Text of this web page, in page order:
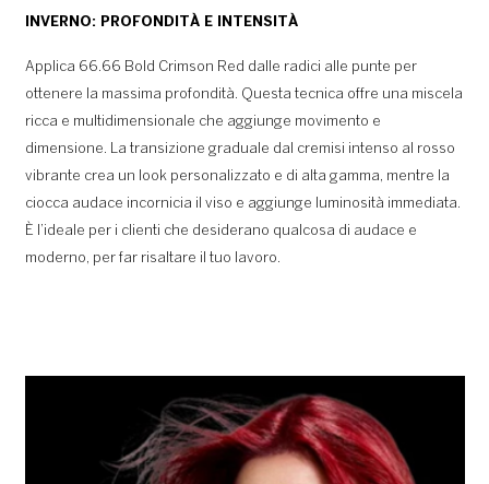
INVERNO: PROFONDITÀ E INTENSITÀ
Applica 66.66 Bold Crimson Red dalle radici alle punte per
ottenere la massima profondità. Questa tecnica offre una miscela
ricca e multidimensionale che aggiunge movimento e
dimensione. La transizione graduale dal cremisi intenso al rosso
vibrante crea un look personalizzato e di alta gamma, mentre la
ciocca audace incornicia il viso e aggiunge luminosità immediata.
È l’ideale per i clienti che desiderano qualcosa di audace e
moderno, per far risaltare il tuo lavoro.